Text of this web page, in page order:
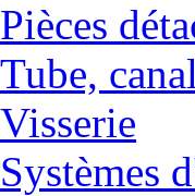
Pièces
Tube,
Visserie
Systèmes